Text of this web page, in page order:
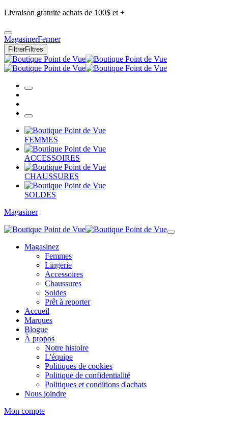
Livraison gratuite achats de 100$ et +
MagasinerFermer
FiltrerFiltres
FEMMES
ACCESSOIRES
CHAUSSURES
SOLDES
Magasiner
Magasinez
Femmes
Lingerie
Accessoires
Chaussures
Soldes
Prêt à reporter
Accueil
Marques
Blogue
À propos
Notre histoire
L'équipe
Politiques de cookies
Politique de confidentialité
Politiques et conditions d'achats
Nous joindre
Mon compte